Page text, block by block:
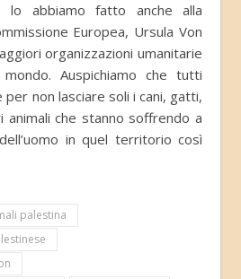
lo abbiamo fatto anche alla
Europea, Ursula Von
organizzazioni umanitarie
Auspichiamo che tutti
non lasciare soli i cani, gatti,
che stanno soffrendo a
in quel territorio così
palestina